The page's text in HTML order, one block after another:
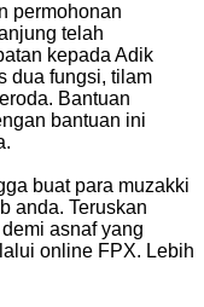
permohonan
telah
kepada Adik
dua fungsi, tilam
Bantuan
bantuan ini
buat para muzakki
anda. Teruskan
asnaf yang
online FPX. Lebih